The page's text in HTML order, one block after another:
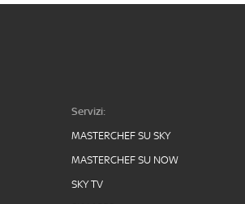
Servizi:
MASTERCHEF SU SKY
MASTERCHEF SU NOW
SKY TV